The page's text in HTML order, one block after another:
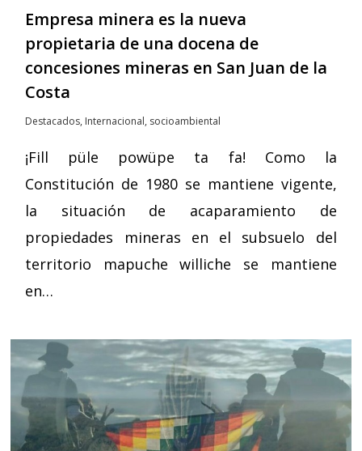
Empresa minera es la nueva
propietaria de una docena de
concesiones mineras en San Juan de la
Costa
Destacados, Internacional, socioambiental
¡Fill püle powüpe ta fa! Como la
Constitución de 1980 se mantiene vigente,
la situación de acaparamiento de
propiedades mineras en el subsuelo del
territorio mapuche williche se mantiene
en…